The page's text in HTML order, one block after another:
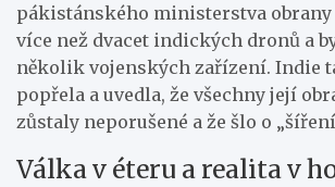
pákistánského ministerstva obrany
více než dvacet indických dronů a
několik vojenských zařízení. Indie
popřela a uvedla, že všechny její
zůstaly neporušené a že šlo o
Válka v éteru a realita v